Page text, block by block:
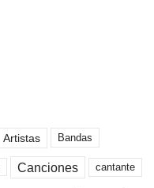
Artistas Bandas
Canciones cantante